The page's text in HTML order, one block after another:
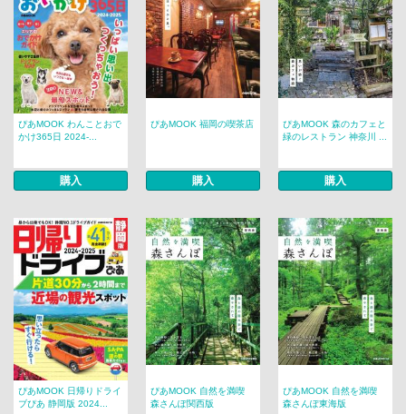
ぴあMOOK わんことおで
かけ365日 2024-...
購入
ぴあMOOK 福岡の喫茶店
購入
ぴあMOOK 森のカフェと
緑のレストラン 神奈川 ...
購入
ぴあMOOK 日帰りドライ
ブぴあ 静岡版 2024...
ぴあMOOK 自然を満喫
森さんぽ関西版
ぴあMOOK 自然を満喫
森さんぽ東海版